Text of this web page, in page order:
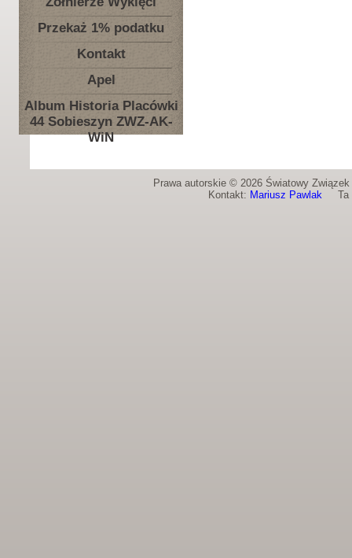
Przekaż 1% podatku
Kontakt
Apel
Album Historia Placówki
44 Sobieszyn ZWZ-AK-
WiN
Prawa autorskie © 2026 Światowy
Kontakt: Mariusz PawlakTa